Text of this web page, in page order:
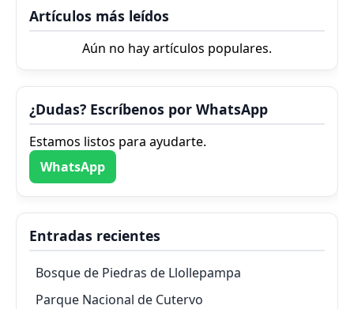
Artículos más leídos
Aún no hay artículos populares.
¿Dudas? Escríbenos por WhatsApp
Estamos listos para ayudarte.
WhatsApp
Entradas recientes
Bosque de Piedras de Llollepampa
Parque Nacional de Cutervo